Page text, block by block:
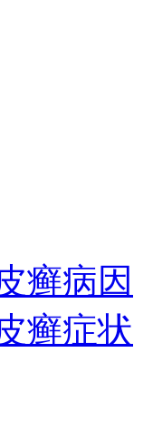
癣病因
癣症状